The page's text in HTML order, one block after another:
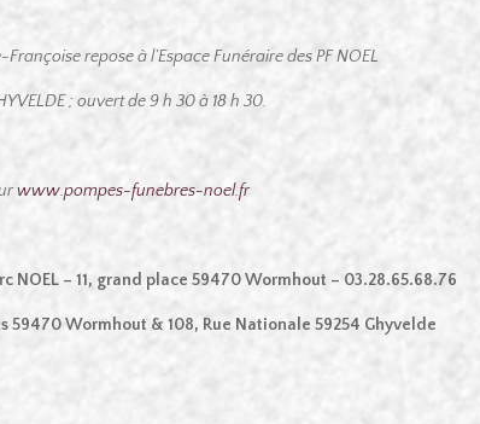
repose à l’Espace Funéraire des PF NOEL
; ouvert de 9 h 30 à 18 h 30.
www.pompes-funebres-noel.fr
NOEL – 11, grand place 59470 Wormhout – 03.28.65.68.76
59470 Wormhout & 108, Rue Nationale 59254 Ghyvelde